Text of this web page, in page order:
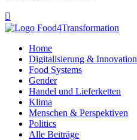

Home
Digitalisierung & Innovation
Food Systems
Gender
Handel und Lieferketten
Klima
Menschen & Perspektiven
Politics
Alle Beiträge